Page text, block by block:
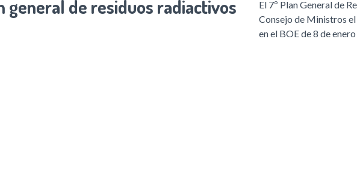
general de residuos radiactivos
El 7º Plan General de
Consejo de Ministros
en el BOE de 8 de